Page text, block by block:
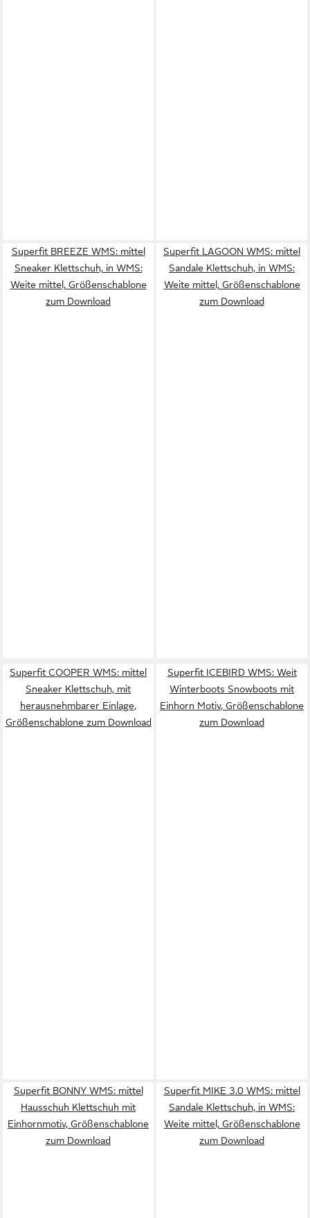
Superfit BREEZE WMS: mittel
Sneaker Klettschuh, in WMS:
Weite mittel, Größenschablone
zum Download
Superfit LAGOON WMS: mittel
Sandale Klettschuh, in WMS:
Weite mittel, Größenschablone
zum Download
Superfit COOPER WMS: mittel
Sneaker Klettschuh, mit
herausnehmbarer Einlage,
Größenschablone zum Download
Superfit ICEBIRD WMS: Weit
Winterboots Snowboots mit
Einhorn Motiv, Größenschablone
zum Download
Superfit BONNY WMS: mittel
Hausschuh Klettschuh mit
Einhornmotiv, Größenschablone
zum Download
Superfit MIKE 3.0 WMS: mittel
Sandale Klettschuh, in WMS:
Weite mittel, Größenschablone
zum Download